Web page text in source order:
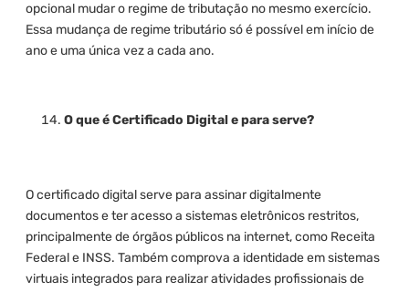
opcional mudar o regime de tributação no mesmo exercício.
Essa mudança de regime tributário só é possível em início de
ano e uma única vez a cada ano.
O que é Certificado Digital e para serve?
O certificado digital serve para assinar digitalmente
documentos e ter acesso a sistemas eletrônicos restritos,
principalmente de órgãos públicos na internet, como Receita
Federal e INSS. Também comprova a identidade em sistemas
virtuais integrados para realizar atividades profissionais de